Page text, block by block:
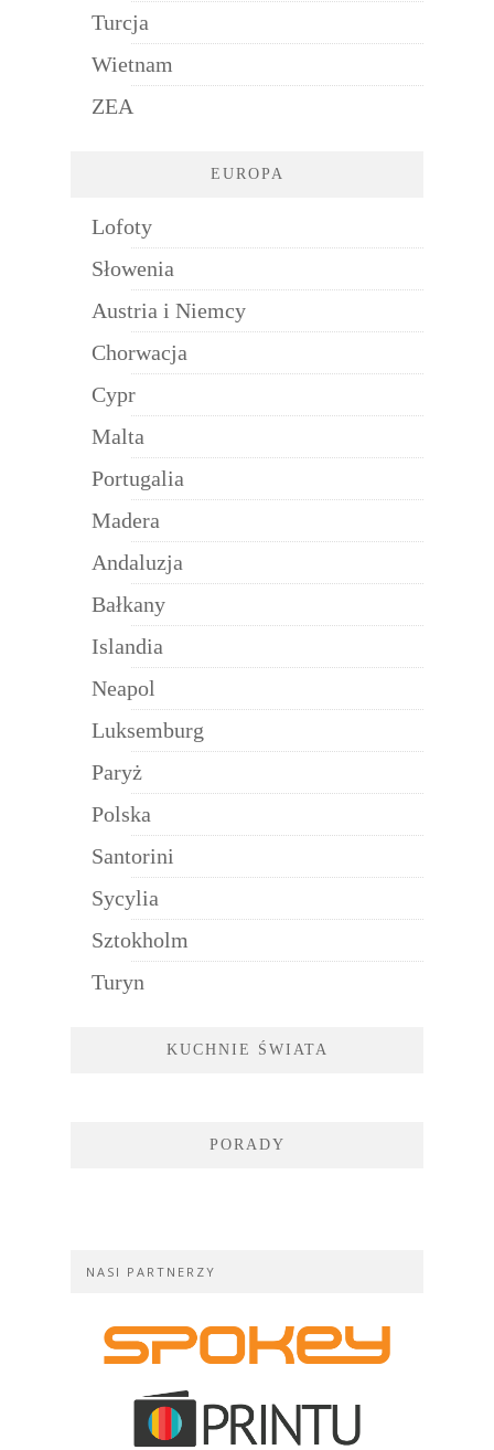
Turcja
Wietnam
ZEA
EUROPA
Lofoty
Słowenia
Austria i Niemcy
Chorwacja
Cypr
Malta
Portugalia
Madera
Andaluzja
Bałkany
Islandia
Neapol
Luksemburg
Paryż
Polska
Santorini
Sycylia
Sztokholm
Turyn
KUCHNIE ŚWIATA
PORADY
NASI PARTNERZY